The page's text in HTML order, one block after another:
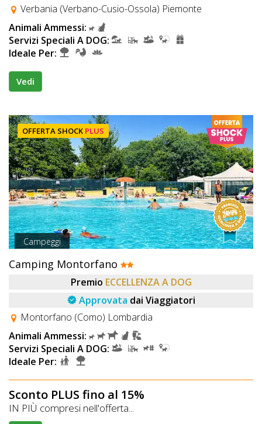
Verbania (Verbano-Cusio-Ossola) Piemonte
Animali Ammessi:
Servizi Speciali A DOG:
Ideale Per:
Vedi
OFFERTA SHOCK PLUS
Campeggi
Camping Montorfano
Premio ECCELLENZA A DOG
Approvata dai Viaggiatori
Montorfano (Como) Lombardia
Animali Ammessi:
Servizi Speciali A DOG:
Ideale Per:
Sconto PLUS fino al 15%
IN PIÙ compresi nell'offerta...